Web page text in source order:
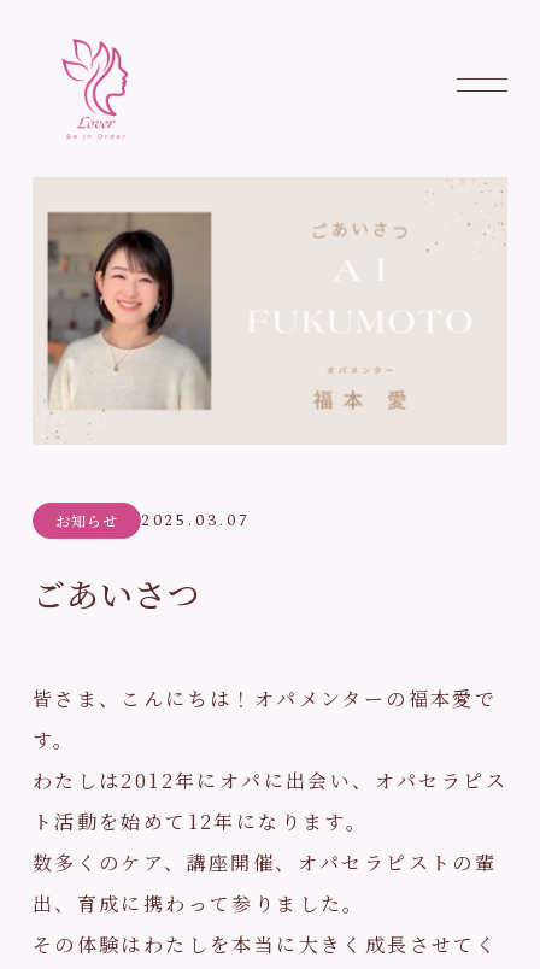
お知らせ 2025.03.07
ごあいさつ
皆さま、こんにちは！オパメンターの福本愛で
す。
わたしは2012年にオパに出会い、オパセラピス
ト活動を始めて12年になります。
数多くのケア、講座開催、オパセラピストの輩
出、育成に携わって参りました。
その体験はわたしを本当に大きく成長させてく